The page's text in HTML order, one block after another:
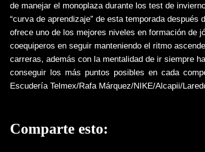
de manejar el monoplaza durante los test de
“curva de aprendizaje” de esta temporada
ofrece uno de los mejores niveles en formación de
coequiperos en seguir manteniendo el ritmo
carreras, además con la mentalidad de ir siempre
conseguir los más puntos posibles en cada
Escudería Telmex/Rafa Márquez/NIKE/Alcapii/
Comparte esto: